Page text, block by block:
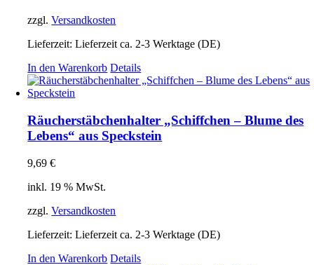
zzgl.Versandkosten
Lieferzeit:Lieferzeit ca. 2-3 Werktage (DE)
In den Warenkorb Details
Räucherstäbchenhalter „Schiffchen – Blume des
Lebens“ aus Speckstein
9,69€
inkl. 19 % MwSt.
zzgl.Versandkosten
Lieferzeit:Lieferzeit ca. 2-3 Werktage (DE)
In den Warenkorb Details